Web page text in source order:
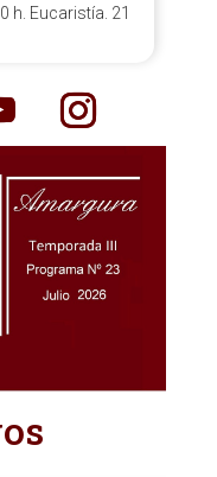
h. Eucaristía. 21